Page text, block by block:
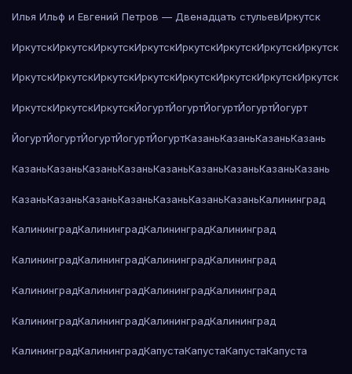
Илья Ильф и Евгений Петров — Двенадцать стульевИркутск
ИркутскИркутскИркутскИркутскИркутскИркутскИркутскИркутск
ИркутскИркутскИркутскИркутскИркутскИркутскИркутскИркутск
ИркутскИркутскИркутскЙогуртЙогуртЙогуртЙогуртЙогурт
ЙогуртЙогуртЙогуртЙогуртЙогуртКазаньКазаньКазаньКазань
КазаньКазаньКазаньКазаньКазаньКазаньКазаньКазаньКазань
КазаньКазаньКазаньКазаньКазаньКазаньКазаньКалининград
КалининградКалининградКалининградКалининград
КалининградКалининградКалининградКалининград
КалининградКалининградКалининградКалининград
КалининградКалининградКалининградКалининград
КалининградКалининградКапустаКапустаКапустаКапуста